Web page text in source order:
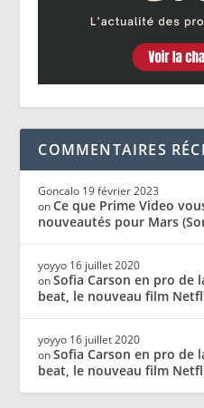
COMMENTAIRES
Goncalo 19 février 2023
onCe que Prime Video
nouveautés pour Mars
yoyyo 16 juillet 2020
onSofia Carson en pro de
beat, le nouveau film
yoyyo 16 juillet 2020
onSofia Carson en pro de
beat, le nouveau film